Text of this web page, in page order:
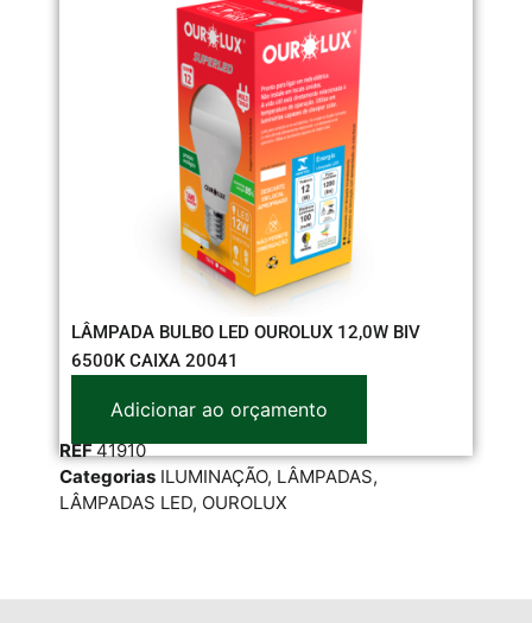
LÂMPADA BULBO LED OUROLUX 12,0W BIV
6500K CAIXA 20041
Adicionar ao orçamento
REF41910
Categorias ILUMINAÇÃO, LÂMPADAS,
LÂMPADAS LED, OUROLUX